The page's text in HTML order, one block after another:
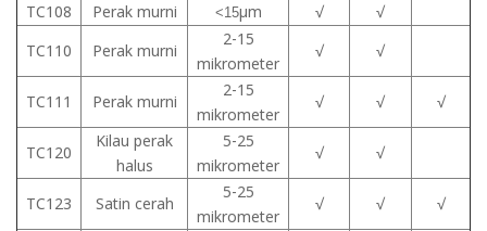
TC108
Perak murni <15μm √
√
TC110
Perak murni
2-15
mikrometer
√ √
TC111 Perak murni
2-15
mikrometer
√ √ √
TC120
Kilau perak
halus
5-25
mikrometer
√ √
TC123 Satin cerah
5-25
mikrometer
√ √ √